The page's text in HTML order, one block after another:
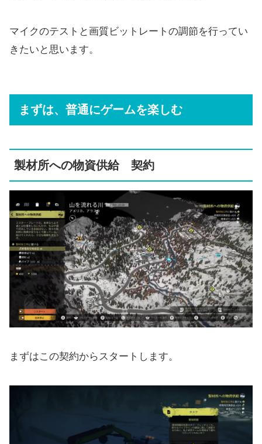
マイクのテストと画質ビットレートの調節を行ってい
きたいと思います。
まずは、普通にゲームを楽しむ
製材所への物資供給 契約
まずはこの契約からスタートします。